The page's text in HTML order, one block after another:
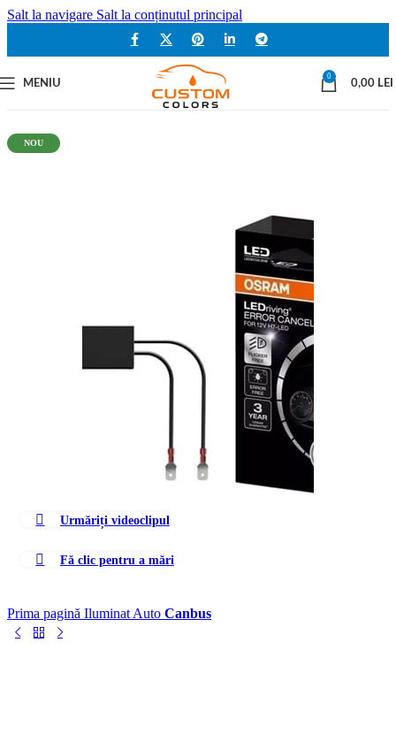
Salt la navigare Salt la conținutul principal
MENIU
0
0,00 LEI
NOU
Urmăriți videoclipul
Fă clic pentru a mări
Prima pagină Iluminat Auto Canbus